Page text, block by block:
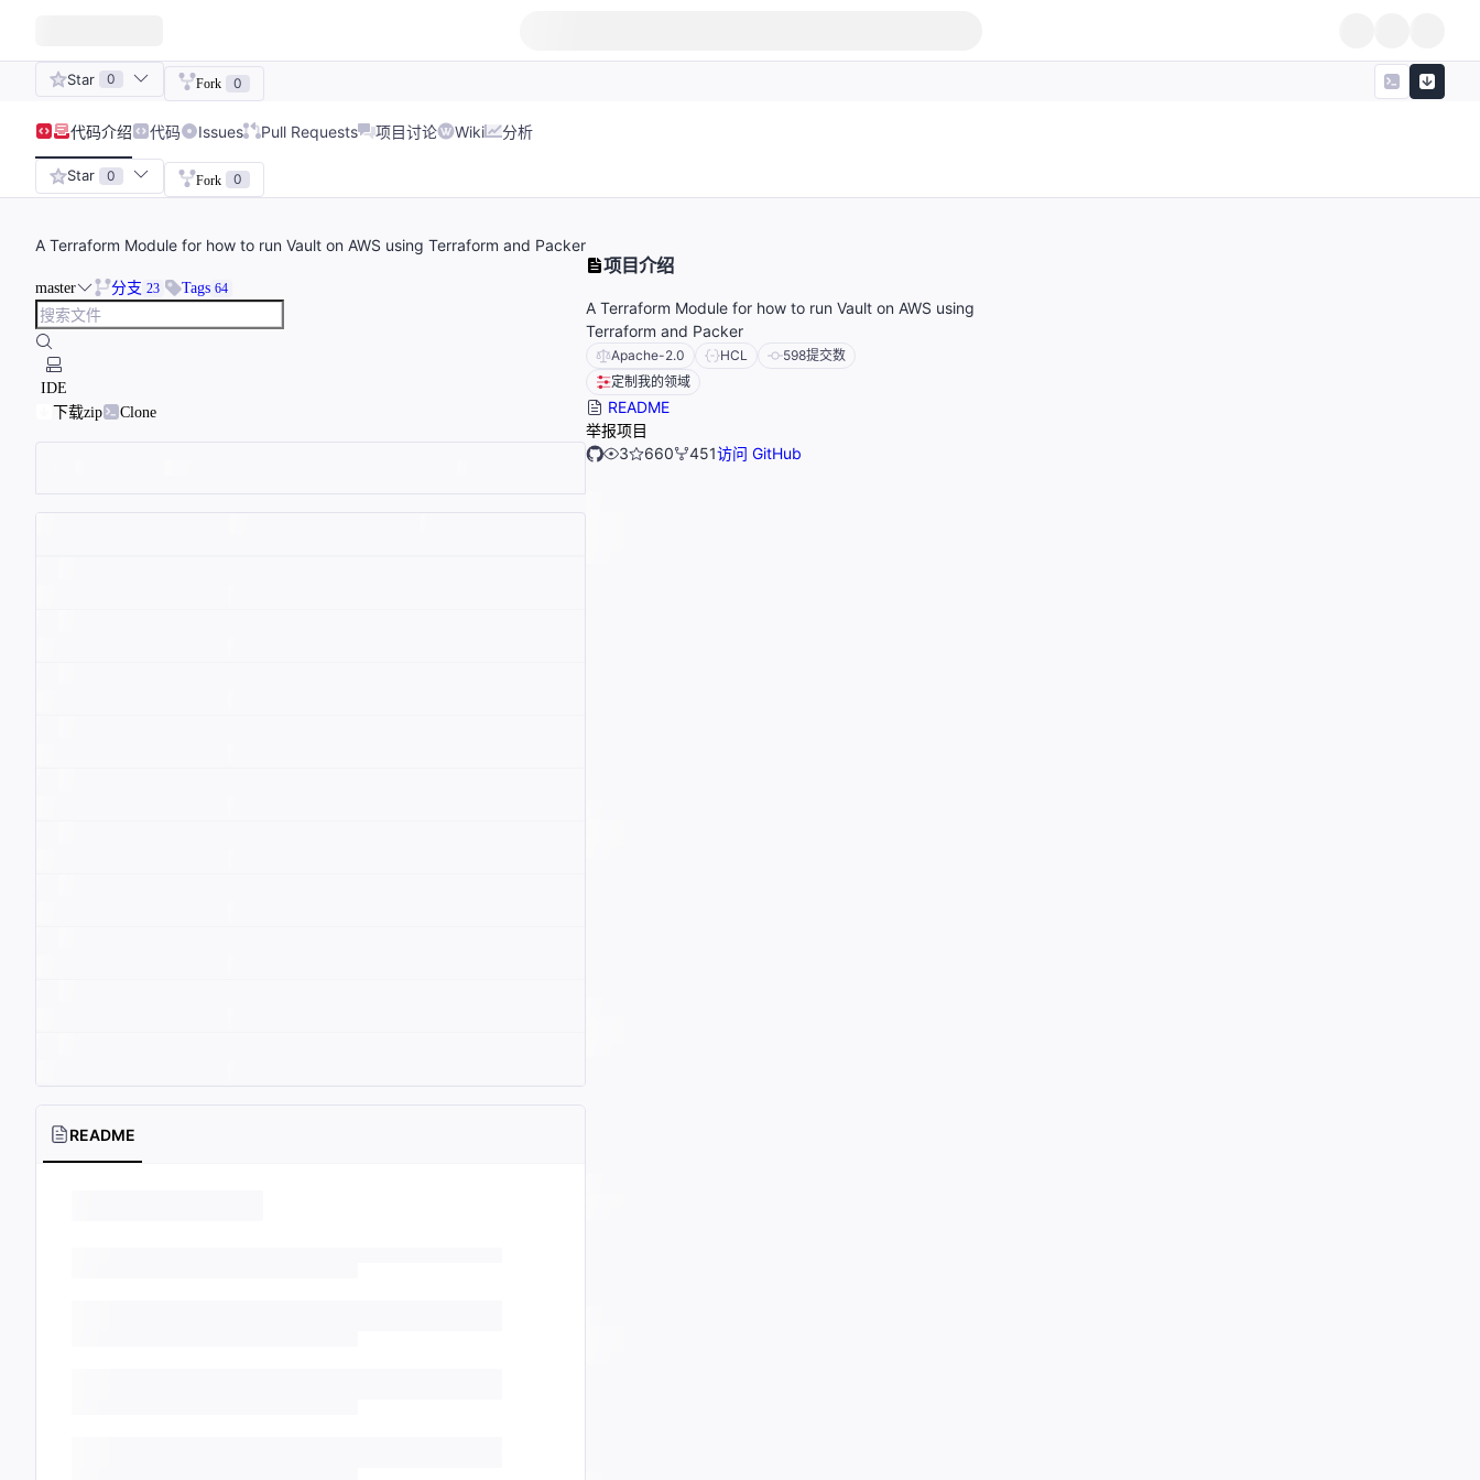
Star 0 Fork 0
代码介绍 代码 Issues Pull Requests 项目讨论 Wiki 分析
Star 0 Fork 0
A Terraform Module for how to run Vault on AWS using Terraform and Packer
master 分支 23 Tags 64
IDE
下载zip
Clone
README
项目介绍
A Terraform Module for how to run Vault on AWS using
Terraform and Packer
Apache-2.0 HCL 598提交数
定制我的领域
README
举报项目
3
660 451访问 GitHub